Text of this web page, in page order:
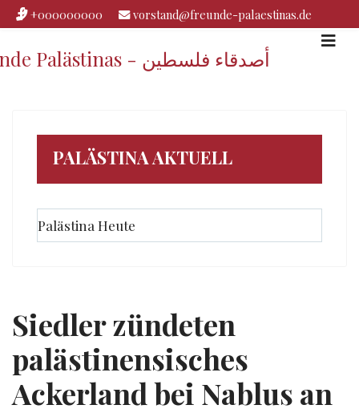
+000000000 vorstand@freunde-palaestinas.de
Freunde Palästinas - أصدقاء فلسطين
PALÄSTINA AKTUELL
Palästina Heute
Siedler zündeten
palästinensisches
Ackerland bei Nablus an